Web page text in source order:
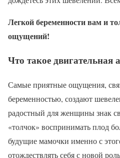
Легкой беременности вам и
ощущений!
Что такое двигательная
Самые приятные ощущения,
беременностью, создают
радостный для женщины знак
«толчок» воспринимать плод
будущие мамочки именно с
отождествлять себя с новой